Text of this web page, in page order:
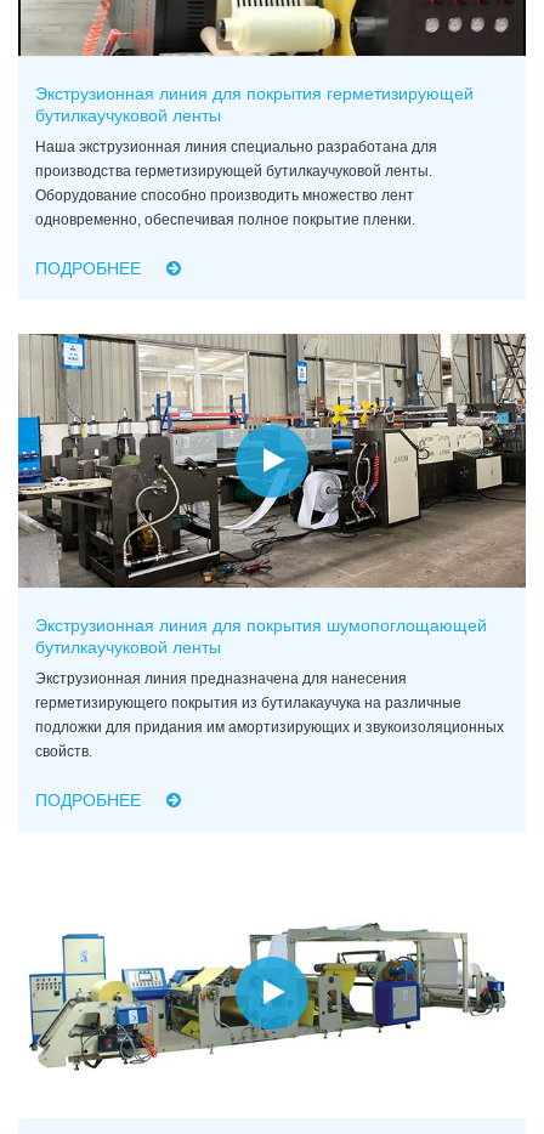
Экструзионная линия для покрытия герметизирующей
бутилкаучуковой ленты
Наша экструзионная линия специально разработана для
производства герметизирующей бутилкаучуковой ленты.
Оборудование способно производить множество лент
одновременно, обеспечивая полное покрытие пленки.
ПОДРОБНЕЕ
Экструзионная линия для покрытия шумопоглощающей
бутилкаучуковой ленты
Экструзионная линия предназначена для нанесения
герметизирующего покрытия из бутилакаучука на различные
подложки для придания им амортизирующих и звукоизоляционных
свойств.
ПОДРОБНЕЕ